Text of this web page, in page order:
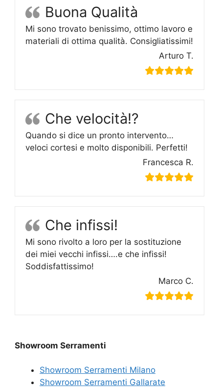
Buona Qualità
Mi sono trovato benissimo, ottimo lavoro e
materiali di ottima qualità. Consigliatissimi!
Arturo T.
Che velocità!?
Quando si dice un pronto intervento…
veloci cortesi e molto disponibili. Perfetti!
Francesca R.
Che infissi!
Mi sono rivolto a loro per la sostituzione
dei miei vecchi infissi….e che infissi!
Soddisfattissimo!
Marco C.
Showroom Serramenti
Showroom Serramenti Milano
Showroom Serramenti Gallarate